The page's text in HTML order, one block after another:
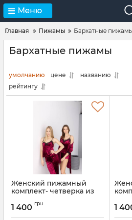
Меню
Главная Пижамы Бархатные
Бархатные пижамы
умолчанию цене
названию
рейтингу
Женский пижамный
комплект- четверка из
21 бордо
Артикул: 023-21-bordo-S
1 400 грн
21
1